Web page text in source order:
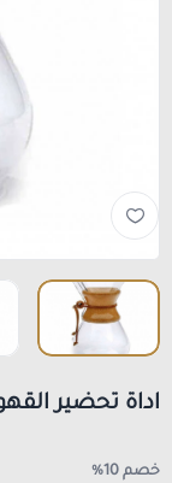
اداة تحضير القهوة
خصم 10%